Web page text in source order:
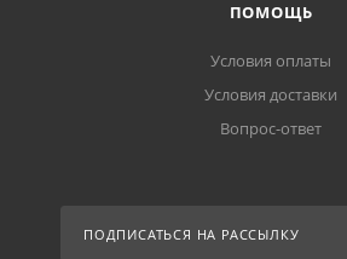
ПОМОЩЬ
Условия оплаты
Условия доставки
Вопрос-ответ
ПОДПИСАТЬСЯ НА РАССЫЛКУ